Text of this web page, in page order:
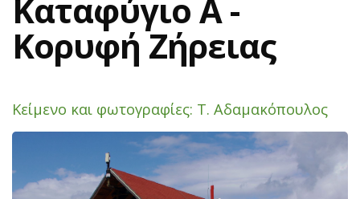
Καταφύγιο Α -
Κορυφή Ζήρειας
Κείμενο και φωτογραφίες: Τ. Αδαμακόπουλος